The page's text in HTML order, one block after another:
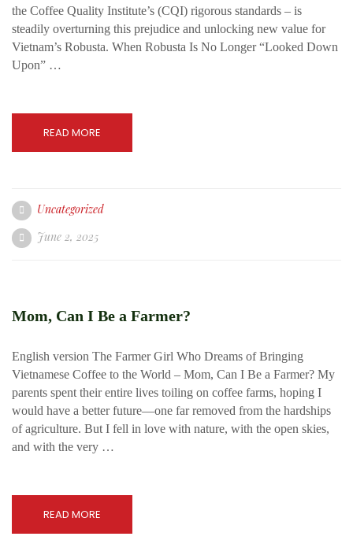
the Coffee Quality Institute’s (CQI) rigorous standards – is
steadily overturning this prejudice and unlocking new value for
Vietnam’s Robusta. When Robusta Is No Longer “Looked Down
Upon” …
READ MORE
Uncategorized
June 2, 2025
Mom, Can I Be a Farmer?
English version The Farmer Girl Who Dreams of Bringing
Vietnamese Coffee to the World – Mom, Can I Be a Farmer? My
parents spent their entire lives toiling on coffee farms, hoping I
would have a better future—one far removed from the hardships
of agriculture. But I fell in love with nature, with the open skies,
and with the very …
READ MORE